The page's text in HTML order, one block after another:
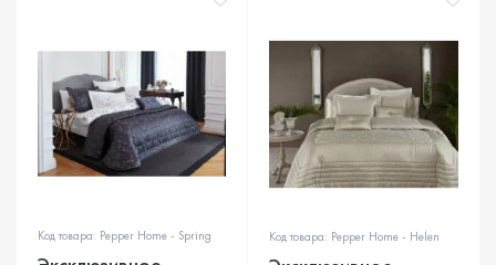
Код товара: Pepper Home - Spring Код товара: Pepper Home - Helen